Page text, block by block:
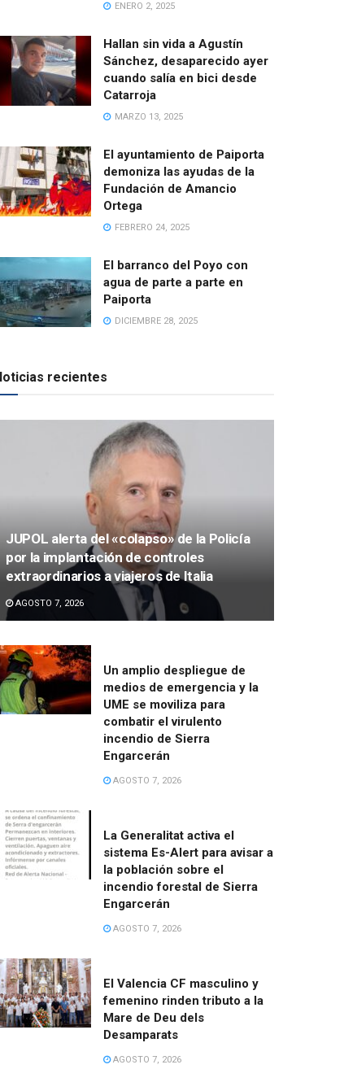
ENERO 2, 2025
Hallan sin vida a Agustín
Sánchez, desaparecido ayer
cuando salía en bici desde
Catarroja
MARZO 13, 2025
El ayuntamiento de Paiporta
demoniza las ayudas de la
Fundación de Amancio
Ortega
FEBRERO 24, 2025
El barranco del Poyo con
agua de parte a parte en
Paiporta
DICIEMBRE 28, 2025
recientes
JUPOL alerta del «colapso» de la Policía
por la implantación de controles
extraordinarios a viajeros de Italia
AGOSTO 7, 2026
Un amplio despliegue de
medios de emergencia y la
UME se moviliza para
combatir el virulento
incendio de Sierra
Engarcerán
AGOSTO 7, 2026
La Generalitat activa el
sistema Es-Alert para avisar a
la población sobre el
incendio forestal de Sierra
Engarcerán
AGOSTO 7, 2026
El Valencia CF masculino y
femenino rinden tributo a la
Mare de Deu dels
Desamparats
AGOSTO 7, 2026